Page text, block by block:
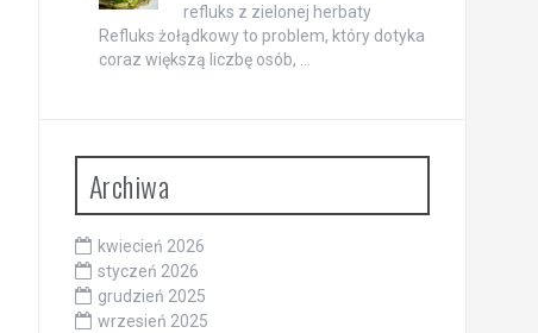
refluks z zielonej herbaty
Refluks żołądkowy to problem, który dotyka
coraz większą liczbę osób, …
Archiwa
kwiecień 2026
styczeń 2026
grudzień 2025
wrzesień 2025